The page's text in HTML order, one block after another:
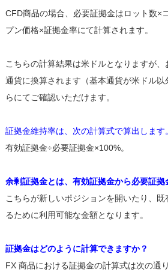
CFD商品の場合、必要証拠金はロット数×
プン価格×証拠金率にて計算されます。
こちらの計算結果は米ドルとなりますが
通貨に換算されます（基本通貨が米ドル
らにてご確認いただけます。
証拠金維持率は、次の計算式で算出します。
有効証拠金÷必要証拠金×100%。
余剰証拠金とは、有効証拠金から必要証拠
こちらが新しいポジションを開いたり、
るために利用可能な金額となります。
証拠金はどのように計算できますか？
FX 商品における証拠金の計算式は次の通